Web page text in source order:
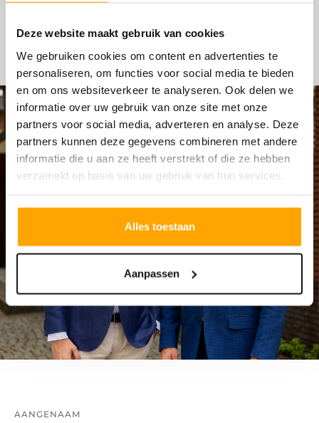
Deze website maakt gebruik van cookies
We gebruiken cookies om content en advertenties te
personaliseren, om functies voor social media te bieden
en om ons websiteverkeer te analyseren. Ook delen we
informatie over uw gebruik van onze site met onze
partners voor social media, adverteren en analyse. Deze
partners kunnen deze gegevens combineren met andere
informatie die u aan ze heeft verstrekt of die ze hebben
verzameld op basis van uw gebruik van hun services.
Alles toestaan
Aanpassen
AANGENAAM